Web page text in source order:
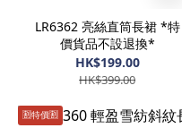
LR6362 亮絲直筒長裙 *特
價貨品不設退換*
HK$199.00
HK$399.00
🈹️特價🈹️